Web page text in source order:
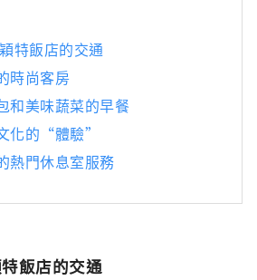
費） ■咖啡時間 10:30a.m-8:00p.m /
和軟性飲料 ■下午服務 3:00p.m-
/ 甜點、飲料等 ■歡樂時光 5:00p.m-
/ 葡萄酒（紅/白）、原創雞尾酒等 ■
/ 茶泡飯自助餐
特飯店的交通
時尚客房
和美味蔬菜的早餐
化的“體驗”
熱門休息室服務
飯店的交通